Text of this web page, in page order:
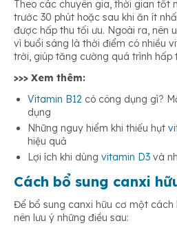
Theo các chuyên gia, thời gian tốt
trước 30 phút hoặc sau khi ăn ít
được hấp thu tối ưu. Ngoài ra, nên
vì buổi sáng là thời điểm có nhiều
trời, giúp tăng cường quá trình hấp
>>> Xem thêm:
Vitamin B12 có công dụng gì?
dụng
Những nguy hiểm khi thiếu hụt
hiệu quả
Lợi ích khi dùng vitamin D3 và
Cách bổ sung canxi
Để bổ sung canxi hữu cơ một cách
nên lưu ý những điều sau: